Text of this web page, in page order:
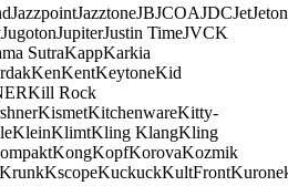
JazzpointJazztoneJBJCOAJDCJetJeton
JugotonJupiterJustin TimeJVCK
SutraKappKarkia
KenKentKeytoneKid
Kill Rock
KismetKitchenwareKitty-
KleinKlimtKling KlangKling
KongKopfKorovaKozmik
KrunkKscopeKuckuckKultFront